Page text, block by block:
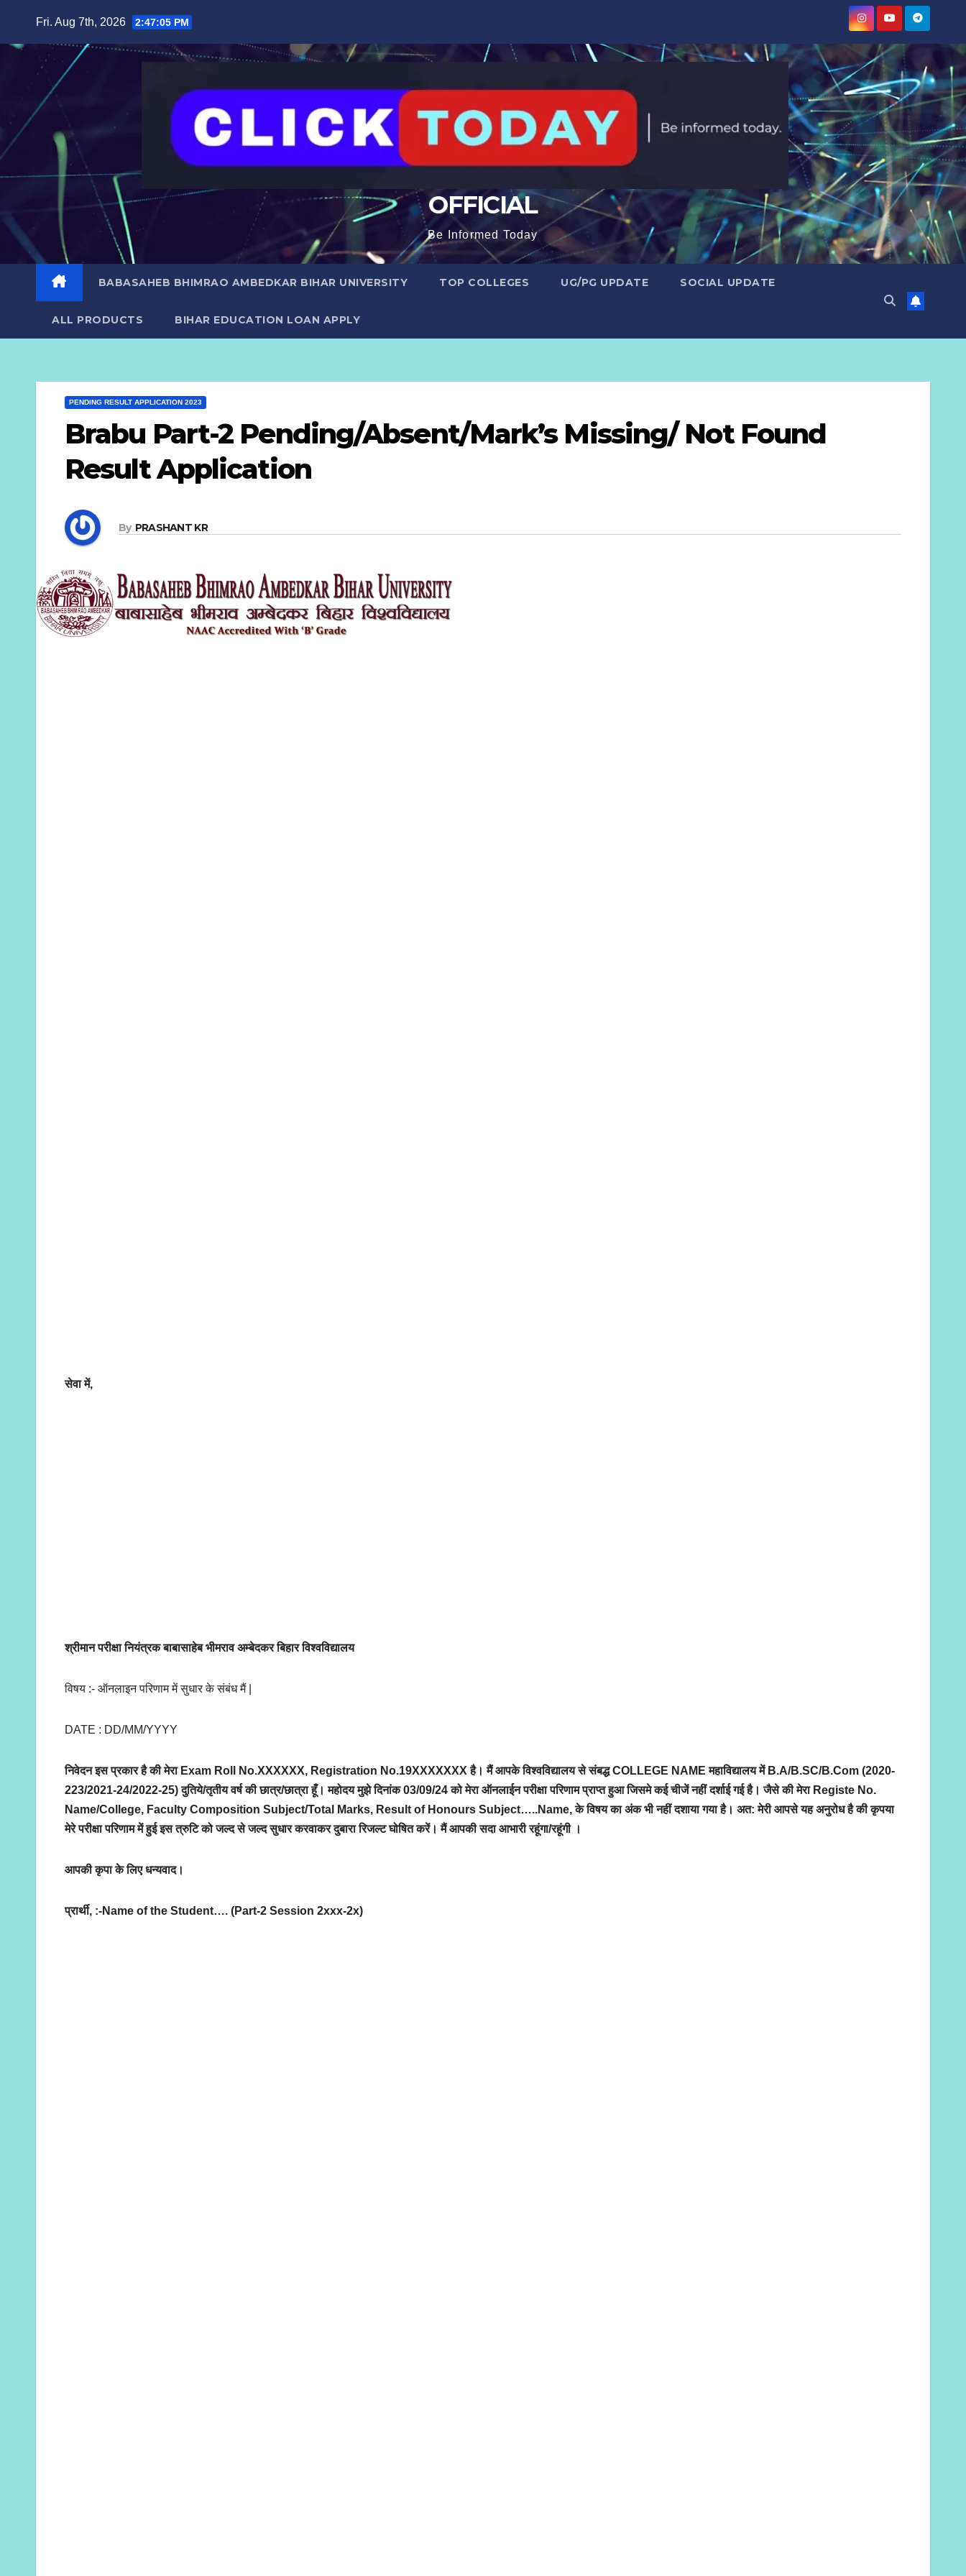
content
Fri. Aug 7th, 2026 2:47:06 PM
OFFICIAL
Be Informed Today
BABASAHEB BHIMRAO AMBEDKAR BIHAR UNIVERSITY TOP COLLEGES UG/PG UPDATE SOCIAL UPDATE
ALL PRODUCTS BIHAR EDUCATION LOAN APPLY
PENDING RESULT APPLICATION 2023
Brabu Part-2 Pending/Absent/Mark’s Missing/ Not Found
Result Application
By PRASHANT KR
सेवा में,
श्रीमान परीक्षा नियंत्रक बाबासाहेब भीमराव अम्बेदकर बिहार विश्वविद्यालय
विषय :- ऑनलाइन परिणाम में सुधार के संबंध मैं |
DATE : DD/MM/YYYY
निवेदन इस प्रकार है की मेरा Exam Roll No.XXXXXX, Registration No.19XXXXXXX है। मैं आपके विश्वविद्यालय से संबद्ध COLLEGE NAME महाविद्यालय में B.A/B.SC/B.Com (2020-
223/2021-24/2022-25) दुतिये/तृतीय वर्ष की छात्र/छात्रा हूँ। महोदय मुझे दिनांक 03/09/24 को मेरा ऑनलाईन परीक्षा परिणाम प्राप्त हुआ जिसमे कई चीजें नहीं दर्शाई गई है। जैसे की मेरा Registe No.
Name/College, Faculty Composition Subject/Total Marks, Result of Honours Subject…..Name, के विषय का अंक भी नहीं दशाया गया है। अत: मेरी आपसे यह अनुरोध है की कृपया
मेरे परीक्षा परिणाम में हुई इस त्रुटि को जल्द से जल्द सुधार करवाकर दुबारा रिजल्ट घोषित करें। मैं आपकी सदा आभारी रहूंगा/रहूंगी ।
आपकी कृपा के लिए धन्यवाद।
प्रार्थी, :-Name of the Student…. (Part-2 Session 2xxx-2x)